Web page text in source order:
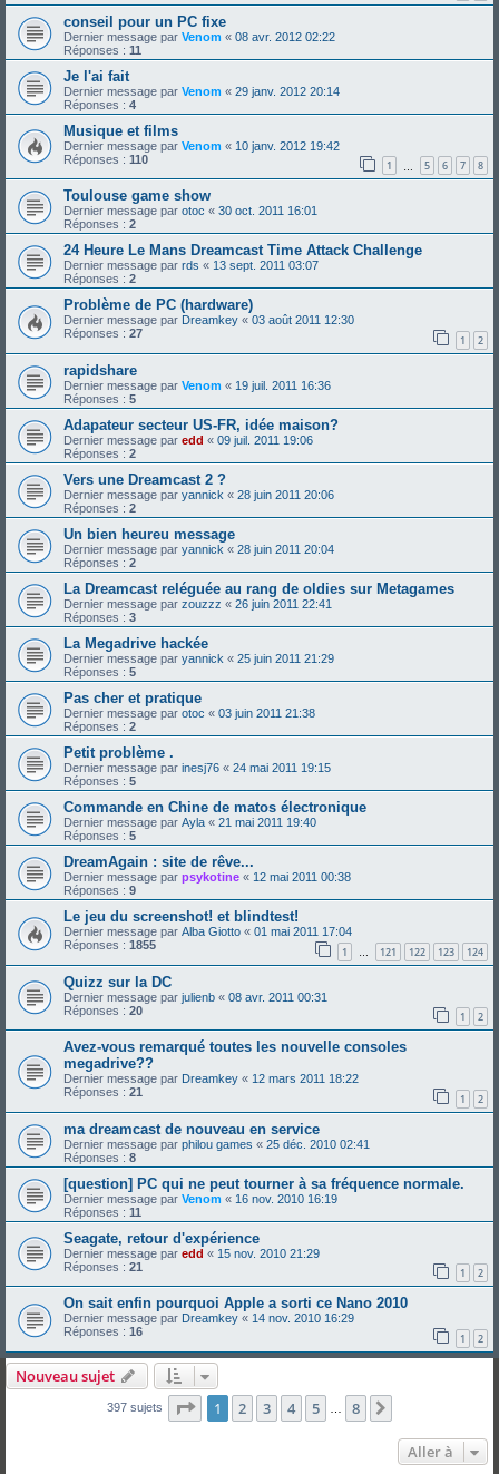
conseil pour un PC fixe
Dernier message par Venom « 08 avr. 2012 02:22
Réponses : 11
Je l'ai fait
Dernier message par Venom « 29 janv. 2012 20:14
Réponses : 4
Musique et films
Dernier message par Venom « 10 janv. 2012 19:42
Réponses : 110 1 5 6 7 8
Toulouse game show
Dernier message par otoc « 30 oct. 2011 16:01
Réponses : 2
24 Heure Le Mans Dreamcast Time Attack Challenge
Dernier message par rds « 13 sept. 2011 03:07
Réponses : 2
Problème de PC (hardware)
Dernier message par Dreamkey « 03 août 2011 12:30
Réponses : 27 1 2
rapidshare
Dernier message par Venom « 19 juil. 2011 16:36
Réponses : 5
Adapateur secteur US-FR, idée maison?
Dernier message par edd « 09 juil. 2011 19:06
Réponses : 2
Vers une Dreamcast 2 ?
Dernier message par yannick « 28 juin 2011 20:06
Réponses : 2
Un bien heureu message
Dernier message par yannick « 28 juin 2011 20:04
Réponses : 2
La Dreamcast reléguée au rang de oldies sur Metagames
Dernier message par zouzzz « 26 juin 2011 22:41
Réponses : 3
La Megadrive hackée
Dernier message par yannick « 25 juin 2011 21:29
Réponses : 5
Pas cher et pratique
Dernier message par otoc « 03 juin 2011 21:38
Réponses : 2
Petit problème .
Dernier message par inesj76 « 24 mai 2011 19:15
Réponses : 5
Commande en Chine de matos électronique
Dernier message par Ayla « 21 mai 2011 19:40
Réponses : 5
DreamAgain : site de rêve...
Dernier message par psykotine « 12 mai 2011 00:38
Réponses : 9
Le jeu du screenshot! et blindtest!
Dernier message par Alba Giotto « 01 mai 2011 17:04
Réponses : 1855 1 … 121 122 123 124
Quizz sur la DC
Dernier message par julienb « 08 avr. 2011 00:31
Réponses : 20 1 2
Avez-vous remarqué toutes les nouvelle consoles
megadrive??
Dernier message par Dreamkey « 12 mars 2011 18:22
Réponses : 21 1 2
ma dreamcast de nouveau en service
Dernier message par philou games « 25 déc. 2010 02:41
Réponses : 8
[question] PC qui ne peut tourner à sa fréquence normale.
Dernier message par Venom « 16 nov. 2010 16:19
Réponses : 11
Seagate, retour d'expérience
Dernier message par edd « 15 nov. 2010 21:29
Réponses : 21 1 2
On sait enfin pourquoi Apple a sorti ce Nano 2010
Dernier message par Dreamkey « 14 nov. 2010 16:29
Réponses : 16 1 2
Nouveau sujet
397 sujets Page 1sur8
1 2 3 4 5 8
Aller à